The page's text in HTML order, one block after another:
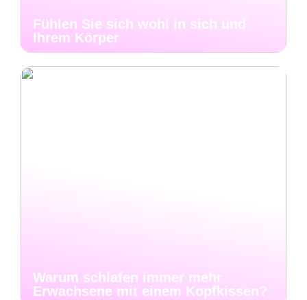
Fühlen Sie sich wohl in sich und
Ihrem Körper
Warum schlafen immer mehr
Erwachsene mit einem Kopfkissen?